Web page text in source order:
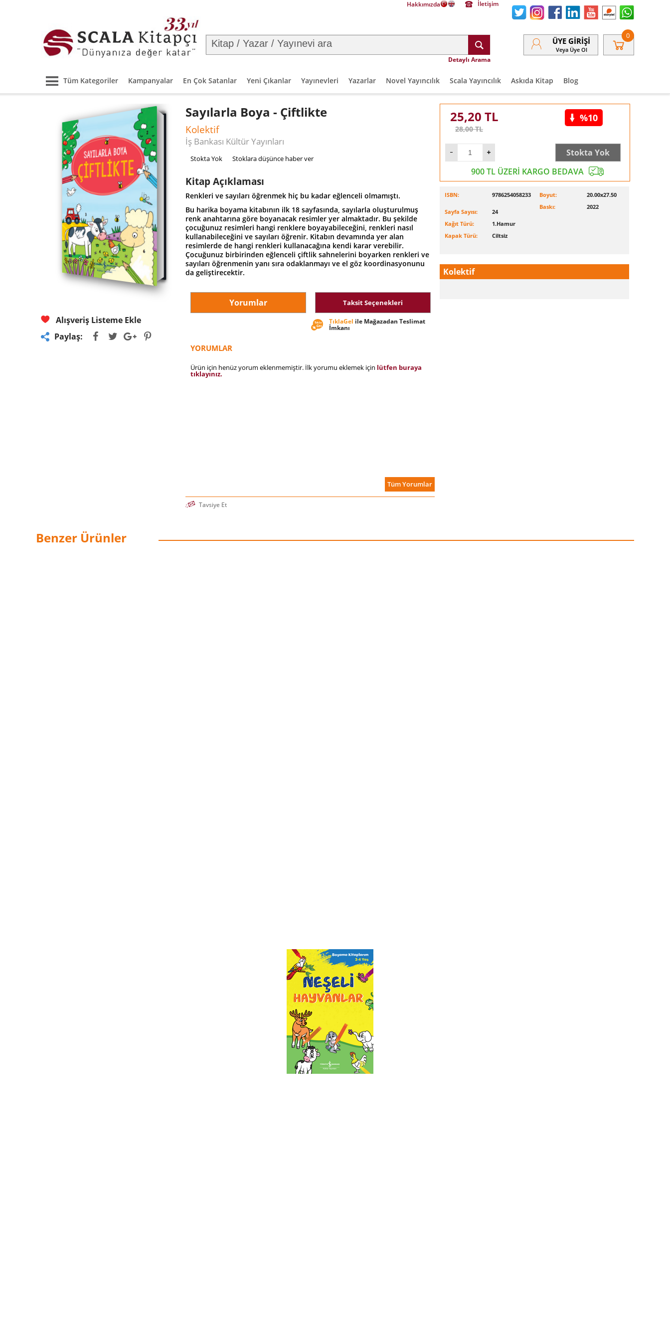
Hakkımızda İletişim
Detaylı Arama
ÜYE GIRIŞI
Veya Üye Ol
0
Tüm Kategoriler Kampanyalar En Çok Satanlar Yeni Çıkanlar Yayınevleri Yazarlar Novel Yayıncılık Scala Yayıncılık Askıda Kitap Blog
Alışveriş Listeme Ekle
Paylaş:
Sayılarla Boya - Çiftlikte
Kolektif
İş Bankası Kültür Yayınları
Stokta Yok Stoklara düşünce haber ver
Kitap Açıklaması
Renkleri ve sayıları öğrenmek hiç bu kadar eğlenceli olmamıştı.
Bu harika boyama kitabının ilk 18 sayfasında, sayılarla oluşturulmuş
renk anahtarına göre boyanacak resimler yer almaktadır. Bu şekilde
çocuğunuz resimleri hangi renklere boyayabileceğini, renkleri nasıl
kullanabileceğini ve sayıları öğrenir. Kitabın devamında yer alan
resimlerde de hangi renkleri kullanacağına kendi karar verebilir.
Çocuğunuz birbirinden eğlenceli çiftlik sahnelerini boyarken renkleri ve
sayıları öğrenmenin yanı sıra odaklanmayı ve el göz koordinasyonunu
da geliştirecektir.
Yorumlar Taksit Seçenekleri
TıklaGel ile Mağazadan Teslimat
İmkanı
YORUMLAR
Ürün için henüz yorum eklenmemiştir. İlk yorumu eklemek için lütfen buraya
tıklayınız.
Tüm Yorumlar
Tavsiye Et
25,20 TL
28,00TL
%10
Stokta Yok
900 TL ÜZERİ KARGO BEDAVA
ISBN: 9786254058233
Sayfa Sayısı:
24
Kağıt Türü:
1.Hamur
Kapak Türü:
Ciltsiz
Boyut:
20.00x27.50
Baskı:
2022
Kolektif
Benzer Ürünler